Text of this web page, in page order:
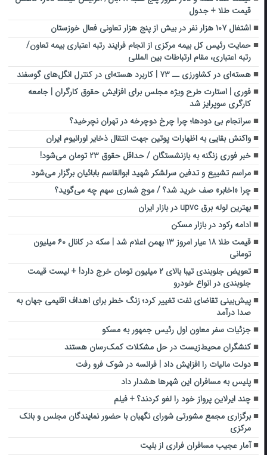
قیمت طلا + جدول
اشتغال ۱۰۷ هزار نفر در بیش از پنج هزار تعاونی فعال خوزستان
حمایت رئیس کل بیمه مرکزی از انجام فرایند رتبه اعتباری بیمه تعاون/
رتبه اعتباری، مقام ارتباطات بین المللی
هسته‌ای در کشاورزی ــ ۷۳ | کاربرد هسته‌ای در کنترل انگل‌های گوسفند
فوری | استارت طرح ویژه مجلس برای افزایش حقوق کارگران | جامعه
کارگری سوپرایز شد
سرانجام بی دودها؛ چرا چرخ دوچرخه در تهران نچرخید؟
واکنش بقایی به اظهارات پوتین جهت انتقال ذخایر اورانیوم ایران
خبر فوری زنگنه به بازنشستگان / حداقل حقوق ۲۳ تومان می‌شود!
مراسم تشییع و تدفین سرلشکر شهید ابوالقاسم بابائیان برگزار می‌شود
چرا «اخابر» صف خرید شد؟ / موج شماری سهم چه می‌گوید؟
بهترین لوله برق upvc در بازار ایران
ادامه رکود در بازار مسکن
قیمت طلا ۱۸ عیار امروز ۱۳ بهمن اعلام شد | سکه در کانال ۶۰ میلیون
تومانی
تعویض جلوبندی تیبا بالای ۲ میلیون تومان خرج دارد! + لیست قیمت
جلوبندی در انواع خودرو
پیش‌بینی تقاضای نفت تغییر کرد؛ زنگ خطر برای اهداف اقلیمی جهان به
صدا درآمد
جزئیات سفر معاون اول رئیس جمهور به مسکو
کنشگران محیط‌زیست در حل مشکلات کمک‌رسان هستند
دولت مالیات را افزایش داد | فرانسه در شوک فرو رفت
پلیس به مسافران این شهرها هشدار داد
چند ایرلاین پرواز خود را لغو کردند؟ + فیلم
برگزاری مجمع مشورتی شورای نگهبان با حضور نمایندگان مجلس و بانک
مرکزی
آمار عجیب مسافران فراری از بلیت